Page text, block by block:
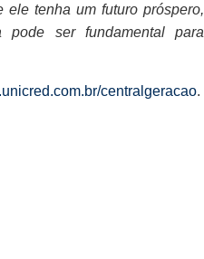
ele tenha um futuro próspero,
pode ser fundamental para
centralgeracao.